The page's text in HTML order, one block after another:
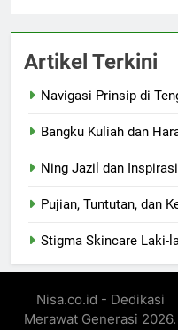
Artikel Terkini
Navigasi Prinsip di
Bangku Kuliah dan
Ning Jazil dan
Pujian, Tuntutan, dan
Stigma Skincare Laki-
Nisa.co.id - Dedikasi
Merawat Generasi 2026.